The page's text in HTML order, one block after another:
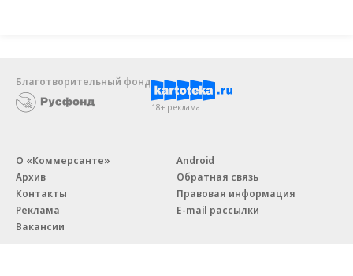
Благотворительный фонд
18+ реклама
О «Коммерсанте»
Архив
Контакты
Реклама
Вакансии
Android
Обратная связь
Правовая информация
E-mail рассылки